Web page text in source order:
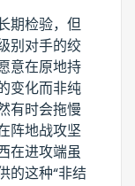
期检验，但
别对手的绞
意在原地持
变化而非纯
有时会拖慢
阵地战攻坚
在进攻端虽
的这种“非结